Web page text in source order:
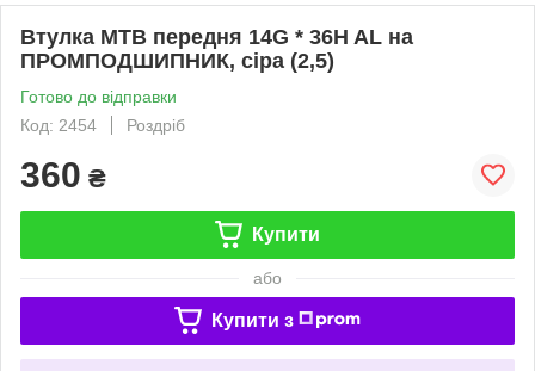
Втулка МТВ передня 14G * 36H AL на
ПРОМПОДШИПНИК, сіра (2,5)
Готово до відправки
Код: 2454
Роздріб
360 ₴
Купити
або
Купити з